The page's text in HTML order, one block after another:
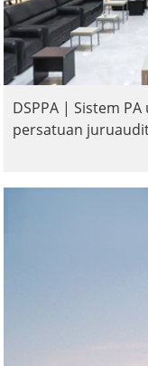
DSPPA | Sistem
persatuan